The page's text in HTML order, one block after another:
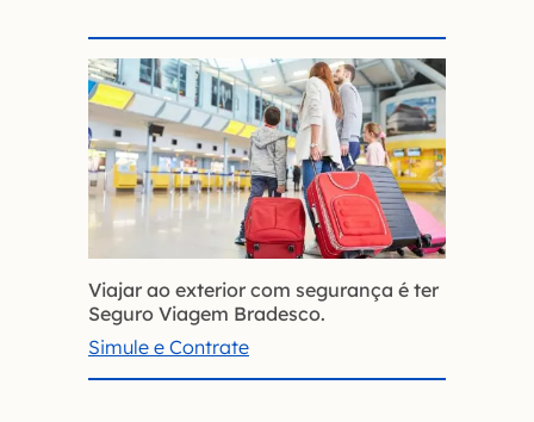
Viajar ao exterior com segurança é ter
Seguro Viagem Bradesco.
Simule e Contrate